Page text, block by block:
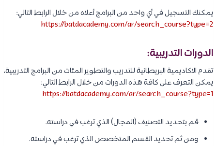
يمكنك التسجيل في أي واحد من البرامج أعلاه من خلال الرابط التالي:
https://batdacademy.com/ar/search_course?type=2
الدورات التدريبية:
تقدم الاكاديمية البريطانية للتدريب والتطوير المئات من البرامج التدريبية،
يمكن التعرف على كافة هذه الدورات من خلال الرابط التالي:
https://batdacademy.com/ar/search_course?type=1
قم بتحديد التصنيف (المجال) الذي ترغب في دراسته.
ومن ثم تحديد القسم المتخصص الذي ترغب في دراسته.